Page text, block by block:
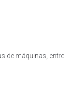
de máquinas, entre